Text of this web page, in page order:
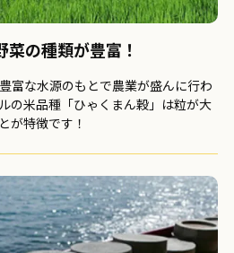
菜の種類が豊富！
富な水源のもとで農業が盛んに行わ
の米品種「ひゃくまん穀」は粒が大
が特徴です！